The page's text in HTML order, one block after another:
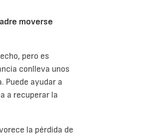
moverse
pero es
conlleva unos
Puede ayudar a
a recuperar la
la pérdida de